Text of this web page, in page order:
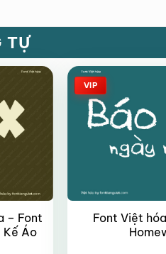
TỰ
– Font
Kế Áo
VIP
Font Việt